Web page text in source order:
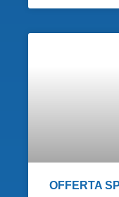
OFFERTA